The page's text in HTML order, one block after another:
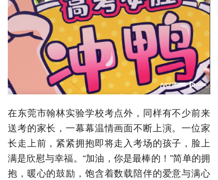
在东莞市翰林实验学校考点外，同样有不少前来
送考的家长，一幕幕温情画面不断上演。一位家
长走上前，紧紧拥抱即将走入考场的孩子，脸上
满是欣慰与幸福。“加油，你是最棒的！”简单的拥
抱，暖心的鼓励，饱含着数载陪伴的爱意与满心